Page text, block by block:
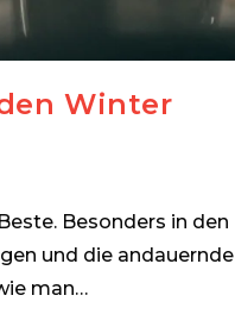
Winter
Besonders in den
und die andauernde
man…